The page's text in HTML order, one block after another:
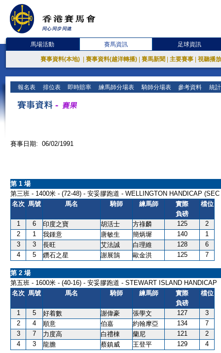
馬場活動 賽馬資訊 足球資訊
賽事資料(本地) 賽事資料(越洋轉播) 賽馬新聞 主要賽事 視聽播
報名表 排位表 即時賠率 練馬師分場表 騎師分場表 參考資料 統
賽事日期: 06/02/1991
第 1 場
第三班 - 1400米 - (72-48) - 安妥膠跑道 - WELLINGTON HANDICAP (SEC
名次 馬號 馬名 騎師 練馬師
實際
負磅
檔位
1 6 印度之寶 胡活士 方祿麟 125
2
2
1 我鍾意 唐敏生 簡炳墀 140
1
3
3 長旺 艾法誠 白理維 128
6
4
5 鑽石之星 謝展鵠 歐金洪 125 7
第 2 場
第五班 - 1600米 - (40-16) - 安妥膠跑道 - STEWART ISLAND HANDICAP
名次 馬號 馬名 騎師 練馬師
實際
負磅
檔位
1 5 好着數 謝偉豪 張學文 127
3
2
4 順意 伯嘉 約翰摩亞 134
7
3
7 力度高 白禮棟 蘭尼 121
2
4
3 龍膽 蔡鎮威 王登平 129 4